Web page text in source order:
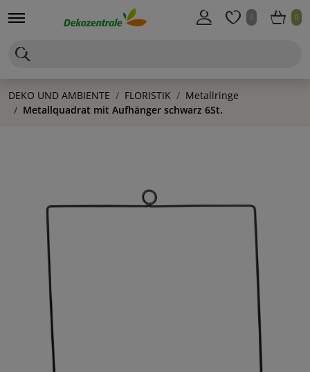
0 0
DEKO UND AMBIENTE FLORISTIK
Metallringe
Metallquadrat mit Aufhänger schwarz 6St.